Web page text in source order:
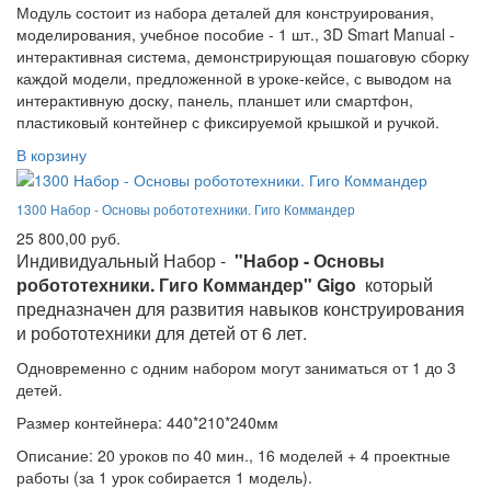
Модуль состоит из набора деталей для конструирования,
моделирования, учебное пособие - 1 шт., 3D Smart Manual -
интерактивная система, демонстрирующая пошаговую сборку
каждой модели, предложенной в уроке-кейсе, с выводом на
интерактивную доску, панель, планшет или смартфон,
пластиковый контейнер с фиксируемой крышкой и ручкой.
В корзину
1300 Набор - Основы робототехники. Гиго Коммандер
25 800,00 руб.
Индивидуальный Набор - "Набор - Основы
робототехники. Гиго Коммандер" Gigo который
предназначен для развития навыков конструирования
и робототехники для детей от 6 лет.
Одновременно с одним набором могут заниматься от 1 до 3
детей.
Размер контейнера: 440*210*240мм
Описание: 20 уроков по 40 мин., 16 моделей + 4 проектные
работы (за 1 урок собирается 1 модель).